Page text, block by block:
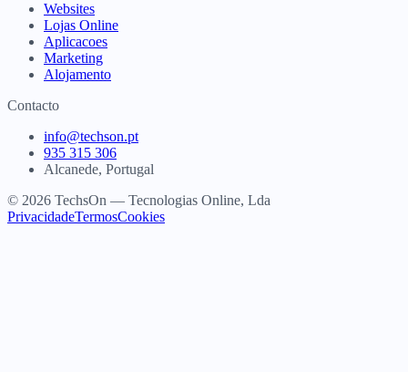
Websites
Lojas Online
Aplicacoes
Marketing
Alojamento
Contacto
info@techson.pt
935 315 306
Alcanede, Portugal
© 2026 TechsOn — Tecnologias Online, Lda
PrivacidadeTermosCookies